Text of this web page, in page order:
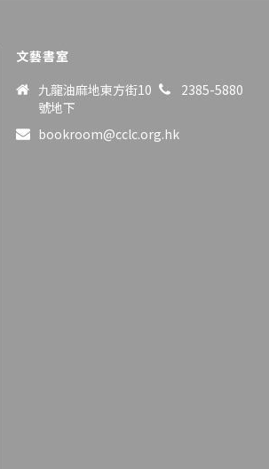
文藝書室
九龍油麻地東方街10
號地下
2385-5880
bookroom@cclc.org.hk